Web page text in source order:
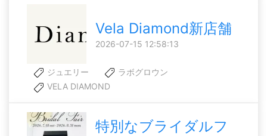
Vela Diamond新店舗
2026-07-15 12:58:13
ジュエリー
ラボグロウン
VELA DIAMOND
特別なブライダルフ